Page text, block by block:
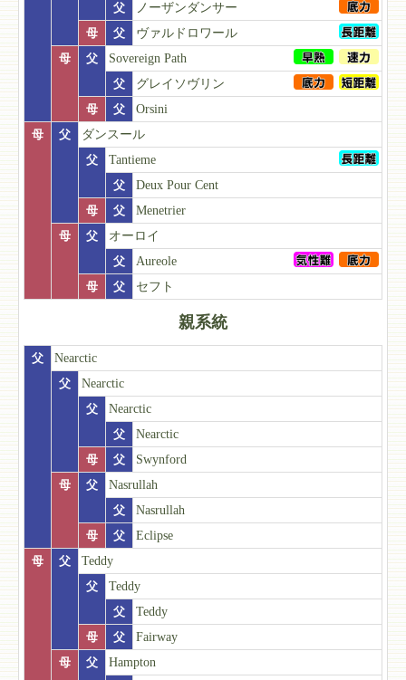
父
ノーザンダンサー
母
父
ヴァルドロワール
母
父
Sovereign Path
父
グレイソヴリン
母
父
Orsini
母
父
ダンスール
父
Tantieme
父
Deux Pour Cent
母
父
Menetrier
母
父
オーロイ
父
Aureole
母
父 セフト
親系統
父
Nearctic
父
Nearctic
父
Nearctic
父
Nearctic
母
父
Swynford
母
父
Nasrullah
父
Nasrullah
母
父
Eclipse
母
父
Teddy
父
Teddy
父
Teddy
母
父
Fairway
母
父
Hampton